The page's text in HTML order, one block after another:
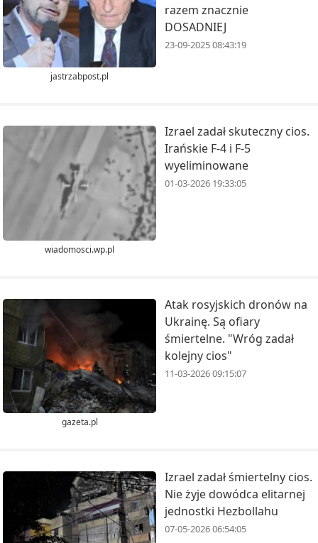
jastrzabpost.pl
razem znacznie
DOSADNIEJ
23-09-2025 08:43:19
wiadomosci.wp.pl
Izrael zadał skuteczny cios.
Irańskie F-4 i F-5
wyeliminowane
01-03-2026 19:33:05
gazeta.pl
Atak rosyjskich dronów na
Ukrainę. Są ofiary
śmiertelne. "Wróg zadał
kolejny cios"
11-03-2026 09:15:07
Izrael zadał śmiertelny cios.
Nie żyje dowódca elitarnej
jednostki Hezbollahu
07-05-2026 06:54:05